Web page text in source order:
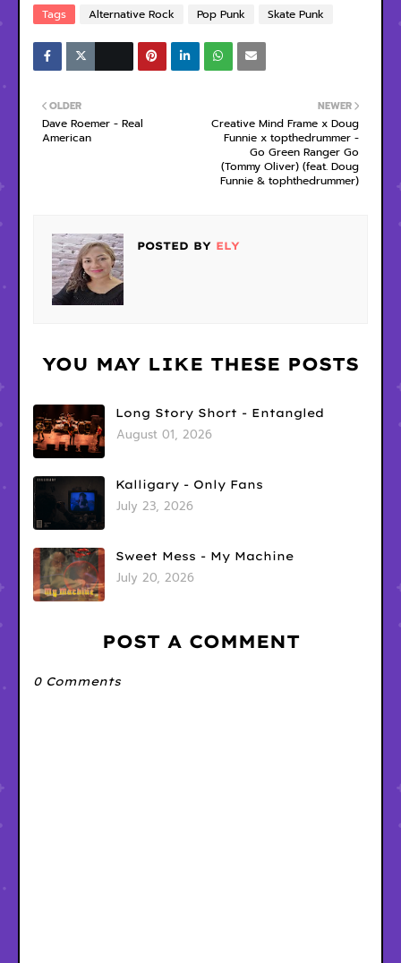
Tags Alternative Rock Pop Punk Skate Punk
NEWER
Creative Mind Frame x Doug
Funnie x topthedrummer -
Go Green Ranger Go
(Tommy Oliver) (feat. Doug
Funnie & tophthedrummer)
OLDER
Dave Roemer - Real
American
POSTED BY ELY
YOU MAY LIKE THESE POSTS
Long Story Short - Entangled
August 01, 2026
Kalligary - Only Fans
July 23, 2026
Sweet Mess - My Machine
July 20, 2026
POST A COMMENT
0 Comments